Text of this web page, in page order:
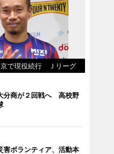
で現役続行 Ｊリーグ
分商が２回戦へ 高校野
害ボランティア、活動本